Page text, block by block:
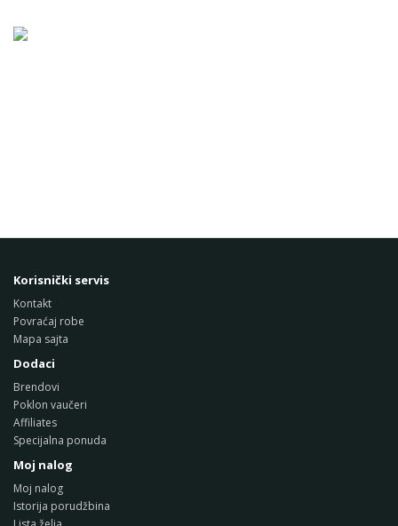
Korisnički servis
Kontakt
Povraćaj robe
Mapa sajta
Dodaci
Brendovi
Poklon vaučeri
Affiliates
Specijalna ponuda
Moj nalog
Moj nalog
Istorija porudžbina